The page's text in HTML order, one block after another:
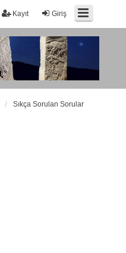
Giriş
Kayıt
Sıkça Sorulan Sorular